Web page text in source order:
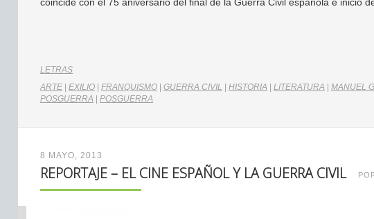
LETRAS
ARTE
EXILIO FRANQUISMO GUERRA CIVIL HISTORIA LITERATURA MANUEL
POSGUERRA
POSGUERRA
8 MAYO, 2013
REPORTAJE – EL CINE ESPAÑOL Y LA GUERRA CIVIL